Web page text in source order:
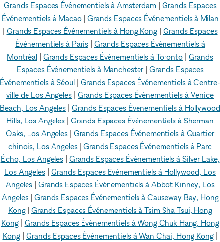
Grands Espaces Événementiels à Amsterdam| Grands Espaces
Événementiels à Macao| Grands Espaces Événementiels à Milan
Grands Espaces Événementiels à Hong Kong| Grands Espaces
Événementiels à Paris| Grands Espaces Événementiels à
Montréal Grands Espaces Événementiels à Toronto Grands
Espaces Événementiels à Manchester| Grands Espaces
Événementiels à Séoul Grands Espaces Événementiels à Centre-
ville de Los Angeles Grands Espaces Événementiels à Venice
Beach, Los Angeles Grands Espaces Événementiels à Hollywood
Hills, Los Angeles Grands Espaces Événementiels à Sherman
Oaks, Los Angeles Grands Espaces Événementiels à Quartier
chinois, Los Angeles Grands Espaces Événementiels à Parc
Écho, Los Angeles| Grands Espaces Événementiels à Silver Lake,
Los Angeles Grands Espaces Événementiels à Hollywood, Los
Angeles| Grands Espaces Événementiels à Abbot Kinney, Los
Angeles| Grands Espaces Événementiels à Causeway Bay, Hong
Kong| Grands Espaces Événementiels à Tsim Sha Tsui, Hong
Kong| Grands Espaces Événementiels à Wong Chuk Hang, Hong
Kong| Grands Espaces Événementiels à Wan Chai, Hong Kong|